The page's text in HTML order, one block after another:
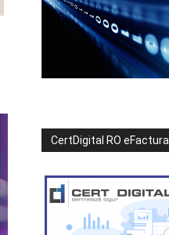
CertDigital RO eFactura